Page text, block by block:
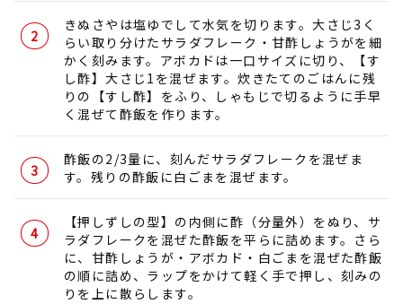
きぬさやは塩ゆでして水気を切ります。大さじ3く
らい取り分けたサラダフレーク・甘酢しょうがを細
かく刻みます。アボカドは一口サイズに切り、【す
し酢】大さじ1を混ぜます。炊きたてのごはんに残
りの【すし酢】をふり、しゃもじで切るように手早
く混ぜて酢飯を作ります。
酢飯の2/3量に、刻んだサラダフレークを混ぜま
す。残りの酢飯に白ごまを混ぜます。
【押しずしの型】の内側に酢（分量外）をぬり、サ
ラダフレークを混ぜた酢飯を平らに詰めます。さら
に、甘酢しょうが・アボカド・白ごまを混ぜた酢飯
の順に詰め、ラップをかけて軽く手で押し、刻みの
りを上に散らします。